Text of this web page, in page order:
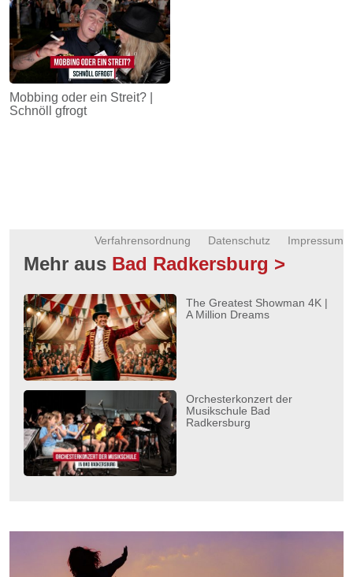
Mobbing oder ein Streit? |
Schnöll gfrogt
Impressum
Datenschutz
Verfahrensordnung
Mehr aus Bad Radkersburg >
The Greatest Showman 4K |
A Million Dreams
Orchesterkonzert der
Musikschule Bad
Radkersburg